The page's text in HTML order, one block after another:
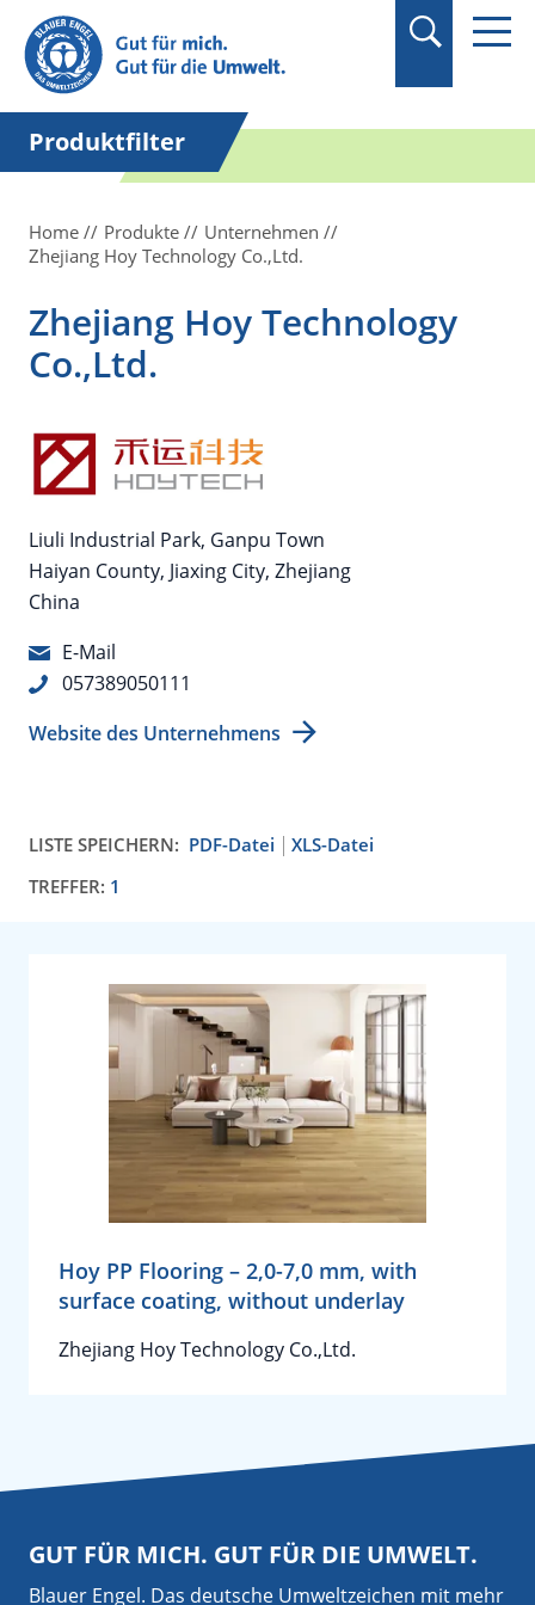
Suchbegriff in
Anführungszeichen
setzen.
Produktfilter
Home Produkte
Unternehmen
Zhejiang Hoy Technology Co.,Ltd.
Zhejiang Hoy Technology
Co.,Ltd.
Liuli Industrial Park, Ganpu Town
Haiyan County, Jiaxing City, Zhejiang
China
E-Mail
057389050111
Website des Unternehmens
LISTE SPEICHERN: PDF-Datei
XLS-Datei
TREFFER: 1
Hoy PP Flooring – 2,0-7,0 mm, with
surface coating, without underlay
Zhejiang Hoy Technology Co.,Ltd.
GUT FÜR MICH. GUT FÜR DIE UMWELT.
Blauer Engel. Das deutsche Umweltzeichen mit mehr